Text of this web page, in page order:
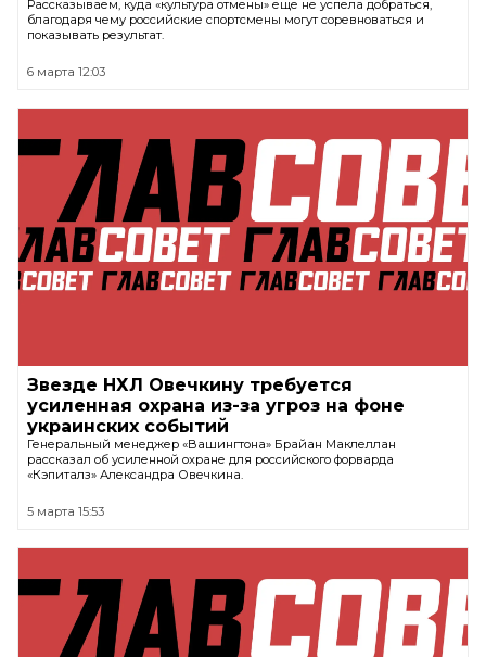
Рассказываем, куда «культура отмены» еще не успела добраться,
благодаря чему российские спортсмены могут соревноваться и
показывать результат.
6 марта 12:03
Звезде НХЛ Овечкину требуется
усиленная охрана из-за угроз на фоне
украинских событий
Генеральный менеджер «Вашингтона» Брайан Маклеллан
рассказал об усиленной охране для российского форварда
«Кэпиталз» Александра Овечкина.
5 марта 15:53